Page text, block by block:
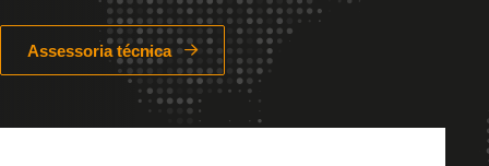
Assessoria técnica